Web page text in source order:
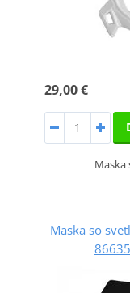
29,00 €
Maska
Maska so